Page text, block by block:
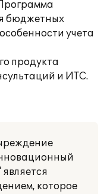
бюджетных
учета
продукта
и ИТС.
которое